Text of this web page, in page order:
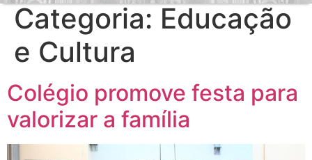
Categoria: Educação
e Cultura
Colégio promove festa para
valorizar a família